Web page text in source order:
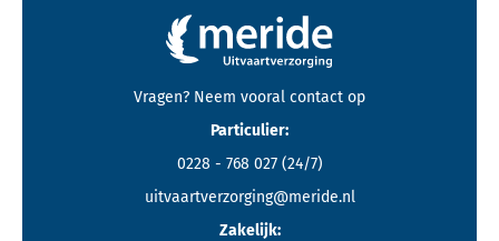
Contactgegevens en footer menu van Meride
Vragen? Neem vooral contact op
Particulier:
0228 - 768 027 (24/7)
uitvaartverzorging@meride.nl
Zakelijk: